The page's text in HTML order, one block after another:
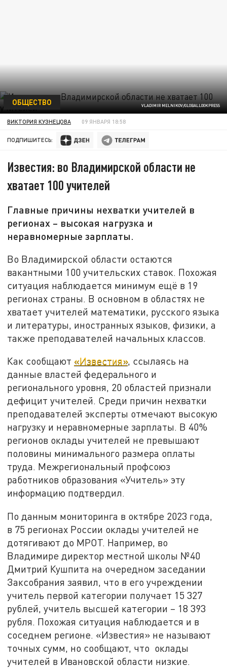
VLADIMIR MELNIKOV/GLOBALLOOKPRESS
ОБЩЕСТВО
ВИКТОРИЯ КУЗНЕЦОВА 09 ЯНВАРЯ 18:58
ПОДПИШИТЕСЬ:
Известия: во Владимирской области не
хватает 100 учителей
Главные причины нехватки учителей в
регионах – высокая нагрузка и
неравномерные зарплаты.
Во Владимирской области остаются
вакантными 100 учительских ставок. Похожая
ситуация наблюдается минимум ещё в 19
регионах страны. В основном в областях не
хватает учителей математики, русского языка
и литературы, иностранных языков, физики, а
также преподавателей начальных классов.
Как сообщают «Известия», ссылаясь на
данные властей федерального и
регионального уровня, 20 областей признали
дефицит учителей. Среди причин нехватки
преподавателей эксперты отмечают высокую
нагрузку и неравномерные зарплаты. В 40%
регионов оклады учителей не превышают
половины минимального размера оплаты
труда. Межрегиональный профсоюз
работников образования «Учитель» эту
информацию подтвердил.
По данным мониторинга в октябре 2023 года,
в 75 регионах России оклады учителей не
дотягивают до МРОТ. Например, во
Владимире директор местной школы №40
Дмитрий Кушпита на очередном заседании
Заксобрания заявил, что в его учреждении
учитель первой категории получает 15 327
рублей, учитель высшей категории – 18 393
рубля. Похожая ситуация наблюдается и в
соседнем регионе. «Известия» не называют
точных сумм, но сообщают, что оклады
учителей в Ивановской области низкие.